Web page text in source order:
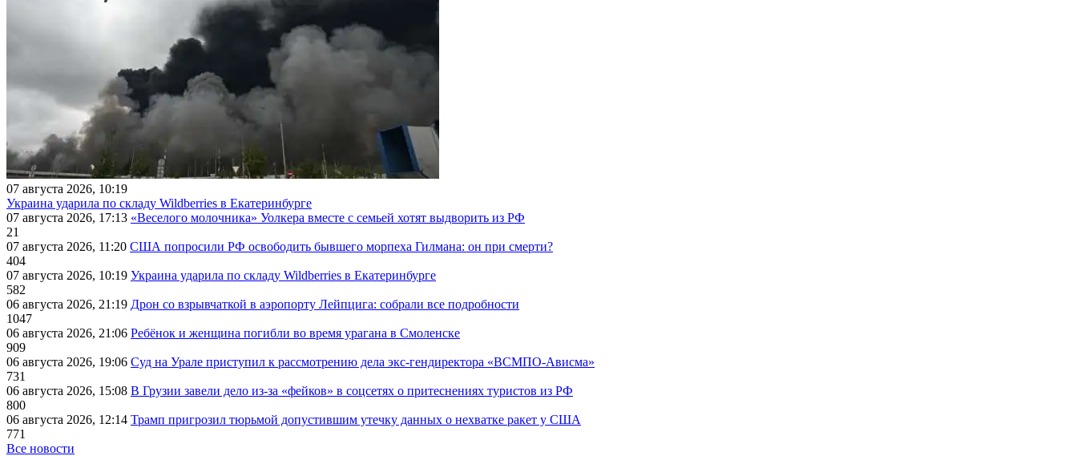
07 августа 2026, 10:19
Украина ударила по складу Wildberries в Екатеринбурге
07 августа 2026, 17:13 «Веселого молочника» Уолкера вместе с семьей хотят выдворить из РФ
21
07 августа 2026, 11:20 США попросили РФ освободить бывшего морпеха Гилмана: он при смерти?
404
07 августа 2026, 10:19 Украина ударила по складу Wildberries в Екатеринбурге
582
06 августа 2026, 21:19 Дрон со взрывчаткой в аэропорту Лейпцига: собрали все подробности
1047
06 августа 2026, 21:06 Ребёнок и женщина погибли во время урагана в Смоленске
909
06 августа 2026, 19:06 Суд на Урале приступил к рассмотрению дела экс-гендиректора «ВСМПО-Ависма»
731
06 августа 2026, 15:08 В Грузии завели дело из-за «фейков» в соцсетях о притеснениях туристов из РФ
800
06 августа 2026, 12:14 Трамп пригрозил тюрьмой допустившим утечку данных о нехватке ракет у США
771
Все новости